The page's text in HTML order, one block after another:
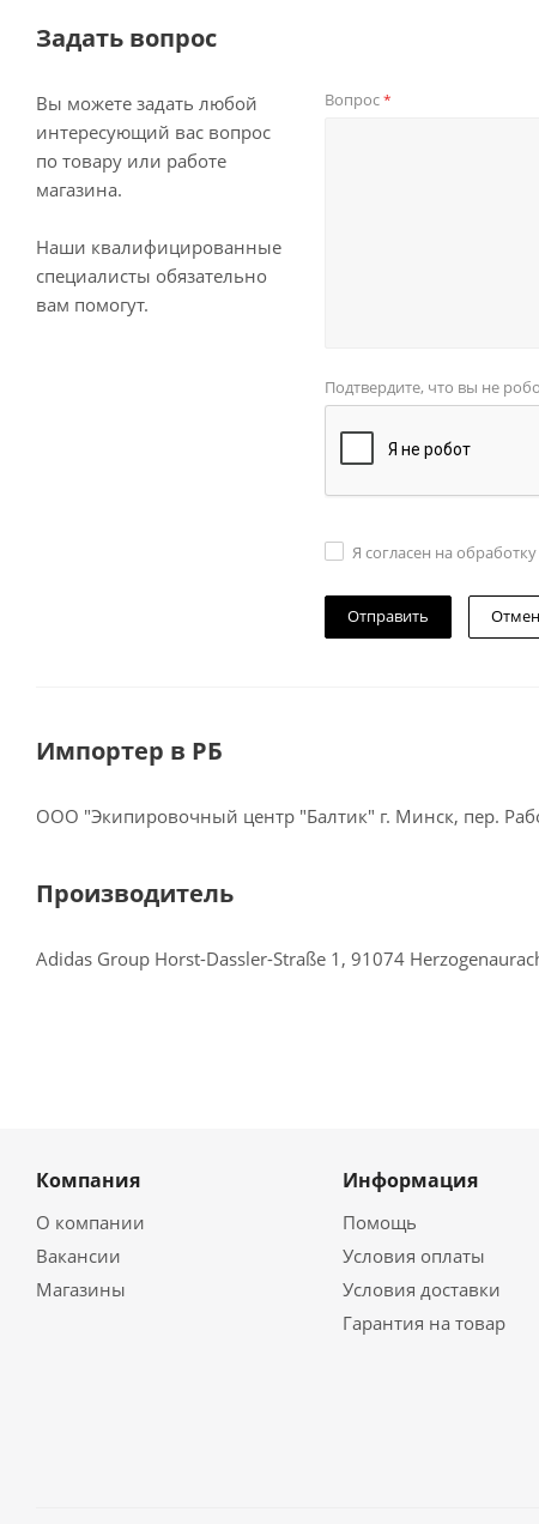
Задать вопрос
Вы можете задать любой
интересующий вас вопрос
по товару или работе
магазина.
Наши квалифицированные
специалисты обязательно
вам помогут.
Вопрос*
Подтвердите, что вы не
Я согласен на
Импортер в РБ
ООО "Экипировочный центр "Балтик" г. Минск, пер.
Производитель
Adidas Group Horst-Dassler-Straße 1, 91074
Компания
О компании
Вакансии
Магазины
Информация
Помощь
Условия оплаты
Условия доставки
Гарантия на товар